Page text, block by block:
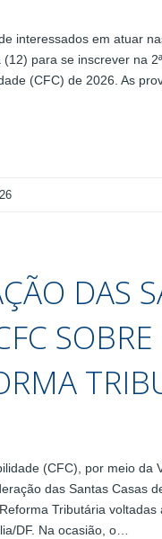
interessados em atuar
para se inscrever na
(CFC) de 2026. As
DAS
(CFC), por meio
das Santas Casas
Tributária
DF. Na ocasião, o…